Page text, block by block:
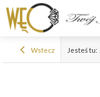
Wstecz Jesteś tu: